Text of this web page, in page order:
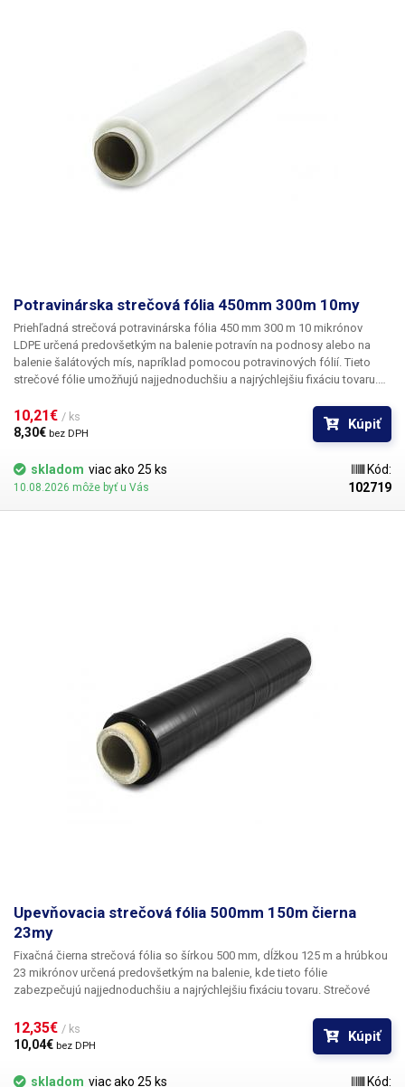
Potravinárska strečová fólia 450mm 300m 10my
Priehľadná strečová potravinárska fólia 450 mm 300 m 10 mikrónov
LDPE určená predovšetkým na balenie potravín na podnosy alebo na
balenie šalátových mís, napríklad pomocou potravinových fólií. Tieto
strečové fólie umožňujú najjednoduchšiu a najrýchlejšiu fixáciu tovaru.
dokonalej priehľadnosti zachovávajú vzhľad balených potravín a chránia
ich pred vysychaním a rýchlou oxidáciou. Tieto potravinárske fólie nie je
svojom mieste. Fólie sa vyrábajú v Českej republike a
majú potravinársky
certifikát(na požiadanie).
10,21€ / ks
8,30€ bez DPH
Kúpiť
skladom viac ako 25 ks
10.08.2026 môže byť u Vás
Kód:
102719
Upevňovacia strečová fólia 500mm 150m čierna
23my
Fixačná čierna strečová fólia so šírkou 500 mm, dĺžkou 125 m a hrúbkou
23 mikrónov určená predovšetkým na balenie, kde tieto fólie
zabezpečujú najjednoduchšiu a najrýchlejšiu fixáciu tovaru. Strečové
používaným materiálom na balenie tovaru, jednotlivých krabíc alebo
paletizáciu. Fólia je mechanicky odolná, zabraňuje poškriabaniu
výrobkov - napríklad lesklých kovových povrchov, skla. Vhodná aj na
upevnenie škatúľ k sebe alebo na balenie jednotlivých tovarov.
12,35€ / ks
10,04€ bez DPH
Kúpiť
skladom viac ako 25 ks Kód: